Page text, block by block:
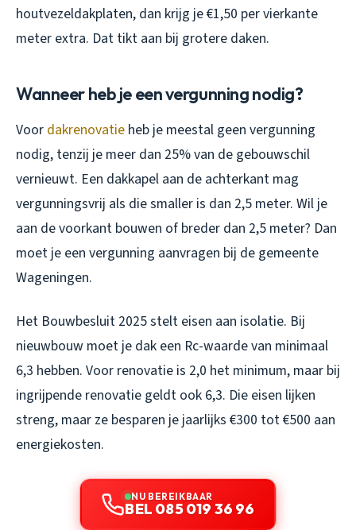
houtvezeldakplaten, dan krijg je €1,50 per vierkante
meter extra. Dat tikt aan bij grotere daken.
Wanneer heb je een vergunning nodig?
Voor dakrenovatie heb je meestal geen vergunning
nodig, tenzij je meer dan 25% van de gebouwschil
vernieuwt. Een dakkapel aan de achterkant mag
vergunningsvrij als die smaller is dan 2,5 meter. Wil je
aan de voorkant bouwen of breder dan 2,5 meter? Dan
moet je een vergunning aanvragen bij de gemeente
Wageningen.
Het Bouwbesluit 2025 stelt eisen aan isolatie. Bij
nieuwbouw moet je dak een Rc-waarde van minimaal
6,3 hebben. Voor renovatie is 2,0 het minimum, maar bij
ingrijpende renovatie geldt ook 6,3. Die eisen lijken
streng, maar ze besparen je jaarlijks €300 tot €500 aan
energiekosten.
NU BEREIKBAAR
BEL 085 019 36 96